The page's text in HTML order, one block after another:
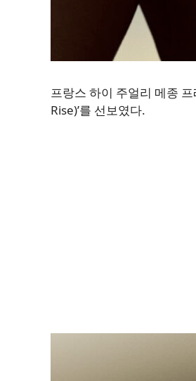
프랑스 하이 주얼리 메종
Rise)’를 선보였다.